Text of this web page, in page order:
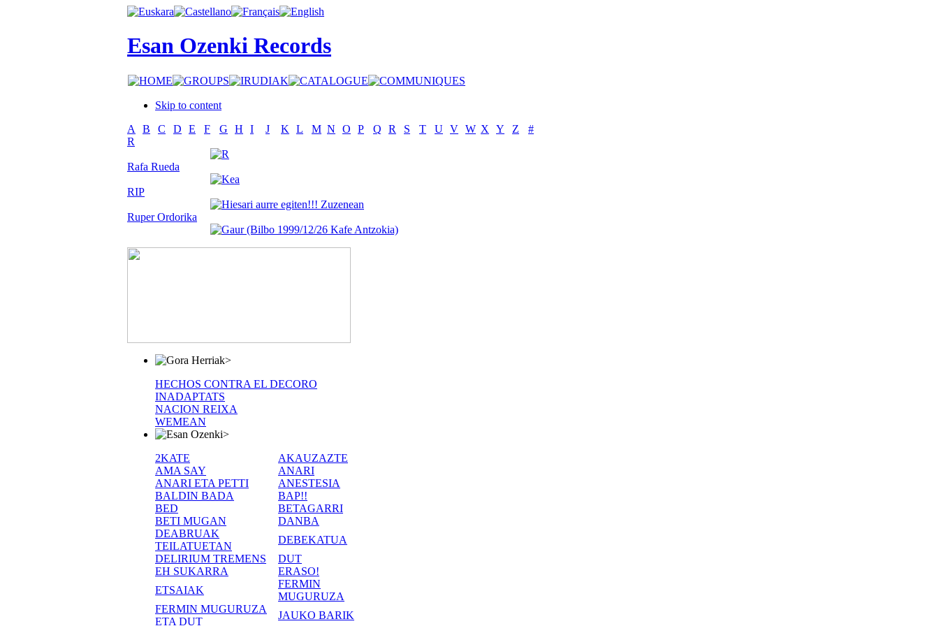
Esan Ozenki Records
Skip to content
A
B C D E F G H I J K L M N O P Q R S T U V W X Y Z
#
R
Rafa Rueda
RIP
Ruper Ordorika
>
HECHOS CONTRA EL DECORO
INADAPTATS
NACION REIXA
WEMEAN
>
2KATE
AKAUZAZTE
AMA SAY
ANARI
ANARI ETA PETTI
ANESTESIA
BALDIN BADA
BAP!!
BED
BETAGARRI
BETI MUGAN
DANBA
DEABRUAK
TEILATUETAN
DEBEKATUA
DELIRIUM TREMENS
DUT
EH SUKARRA
ERASO!
ETSAIAK
FERMIN
MUGURUZA
FERMIN MUGURUZA
ETA DUT
JAUKO BARIK